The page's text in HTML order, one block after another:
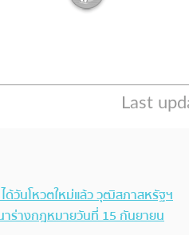
ได้วันโหวตใหม่แล้ว วุฒิสภาสหรัฐฯ
ร่างกฎหมายวันที่ 15 กันยายน